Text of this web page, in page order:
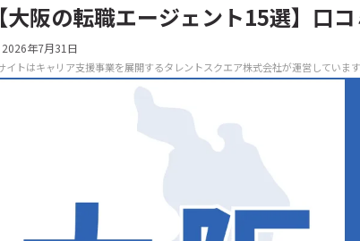
【大阪の転職エージェント15選】口
2026年7月31日